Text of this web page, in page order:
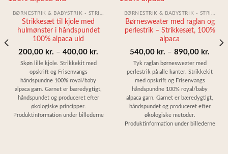
BØRNESTRIK & BABYSTRIK - STRIKKESÆT
Strikkesæt til kjole med
hulmønster i håndspundet
100% alpaca uld
200,00 kr. – 400,00 kr. Prisinterval:
400,00 kr.
Skøn lille kjole. Strikkekit med
opskrift og Frisenvangs
håndspundne 100% royal/baby
alpaca garn. Garnet er bæredygtigt,
håndspundet og produceret efter
økologiske principper.
Produktinformation under billederne
BØRNESTRIK & BABYSTRIK - STRIKKESÆT
Børnesweater med raglan og
perlestrik – Strikkesæt, 100%
alpaca
540,00 kr. – 890,00 kr.
Tyk raglan børnesweater med
perlestrik på alle kanter. Strikkekit
med opskrift og Frisenvangs
håndspundne 100% royal/baby
alpaca garn. Garnet er bæredygtigt,
håndspundet og produceret efter
økologiske metoder.
Produktinformation under billederne
kr.
kr.